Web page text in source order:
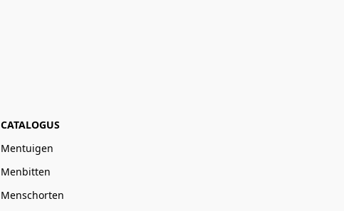
CATALOGUS
Mentuigen
Menbitten
Menschorten